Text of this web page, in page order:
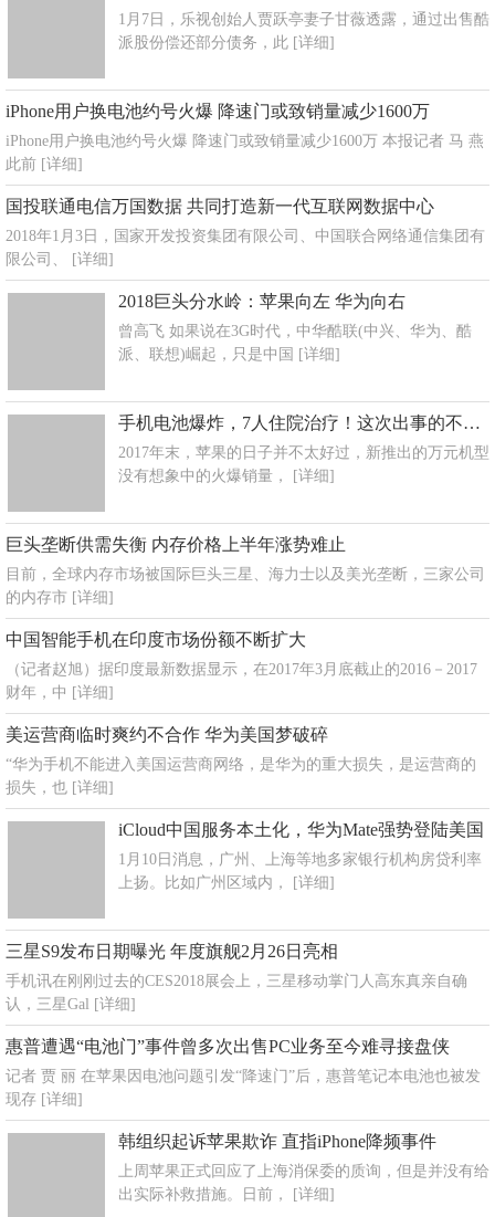
1月7日，乐视创始人贾跃亭妻子甘薇透露，通过出售酷
派股份偿还部分债务，此 [详细]
iPhone用户换电池约号火爆 降速门或致销量减少1600万
iPhone用户换电池约号火爆 降速门或致销量减少1600万 本报记者 马 燕
此前 [详细]
国投联通电信万国数据 共同打造新一代互联网数据中心
2018年1月3日，国家开发投资集团有限公司、中国联合网络通信集团有
限公司、
[详细]
2018巨头分水岭：苹果向左 华为向右
曾高飞 如果说在3G时代，中华酷联(中兴、华为、酷
派、联想)崛起，只是中国 [详细]
手机电池爆炸，7人住院治疗！这次出事的不是三星，而是苹果！
2017年末，苹果的日子并不太好过，新推出的万元机型
没有想象中的火爆销量，
[详细]
巨头垄断供需失衡 内存价格上半年涨势难止
目前，全球内存市场被国际巨头三星、海力士以及美光垄断，三家公司
的内存市 [详细]
中国智能手机在印度市场份额不断扩大
（记者赵旭）据印度最新数据显示，在2017年3月底截止的2016－2017
财年，中 [详细]
美运营商临时爽约不合作 华为美国梦破碎
“华为手机不能进入美国运营商网络，是华为的重大损失，是运营商的
损失，也 [详细]
iCloud中国服务本土化，华为Mate强势登陆美国
1月10日消息，广州、上海等地多家银行机构房贷利率
上扬。比如广州区域内，
[详细]
三星S9发布日期曝光 年度旗舰2月26日亮相
手机讯在刚刚过去的CES2018展会上，三星移动掌门人高东真亲自确
认，三星Gal [详细]
惠普遭遇“电池门”事件曾多次出售PC业务至今难寻接盘侠
记者 贾 丽 在苹果因电池问题引发“降速门”后，惠普笔记本电池也被发
现存 [详细]
韩组织起诉苹果欺诈 直指iPhone降频事件
上周苹果正式回应了上海消保委的质询，但是并没有给
出实际补救措施。日前，
[详细]